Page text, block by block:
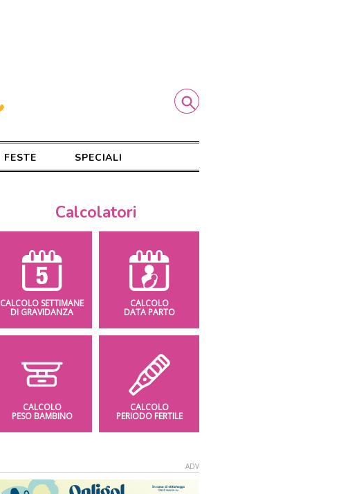
FESTE SPECIALI
Calcolatori
CALCOLO SETTIMANE
DI GRAVIDANZA
CALCOLO
DATA PARTO
CALCOLO
PESO BAMBINO
CALCOLO
PERIODO FERTILE